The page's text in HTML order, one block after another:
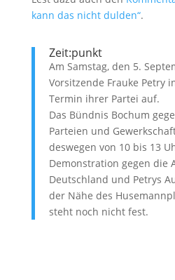
kann das nicht dulden“.
Zeit:punkt
Am Samstag, den 5.
Vorsitzende Frauke Petry
Termin ihrer Partei auf.
Das Bündnis Bochum
Parteien und
deswegen von 10 bis 13
Demonstration gegen die
Deutschland und Petrys
der Nähe des
steht noch nicht fest.